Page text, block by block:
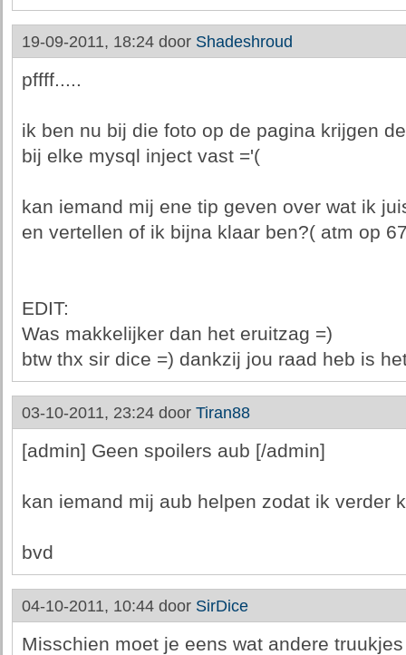
19-09-2011, 18:24 door Shadeshroud
pffff.....
ik ben nu bij die foto op de pagina krijgen
bij elke mysql inject vast ='(
kan iemand mij ene tip geven over wat ik
en vertellen of ik bijna klaar ben?( atm op
EDIT:
Was makkelijker dan het eruitzag =)
btw thx sir dice =) dankzij jou raad heb is
03-10-2011, 23:24 door Tiran88
[admin] Geen spoilers aub [/admin]
kan iemand mij aub helpen zodat ik verder
bvd
04-10-2011, 10:44 door SirDice
Misschien moet je eens wat andere